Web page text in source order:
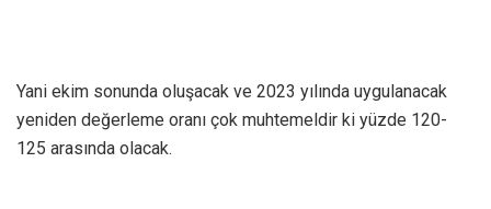
Yani ekim sonunda oluşacak ve 2023 yılında uygulanacak
yeniden değerleme oranı çok muhtemeldir ki yüzde 120-
125 arasında olacak.